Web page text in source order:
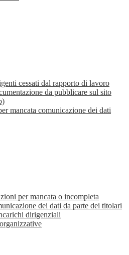
cessati dal rapporto di lavoro
da pubblicare sul sito
mancata comunicazione dei dati
per mancata o incompleta
dei dati da parte dei titolari
dirigenziali